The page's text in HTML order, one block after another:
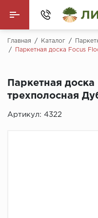
Назад
Кварцвинил (LVT)
Главная / Каталог /
/
Паркетная доска Focus
Паркетная
трехполосная
Артикул: 4322